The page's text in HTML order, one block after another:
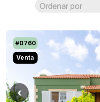
Ordenar por
‹
#D760
Venta